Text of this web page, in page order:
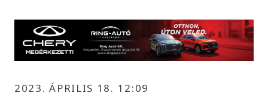
2023. ÁPRILIS 18. 12:09